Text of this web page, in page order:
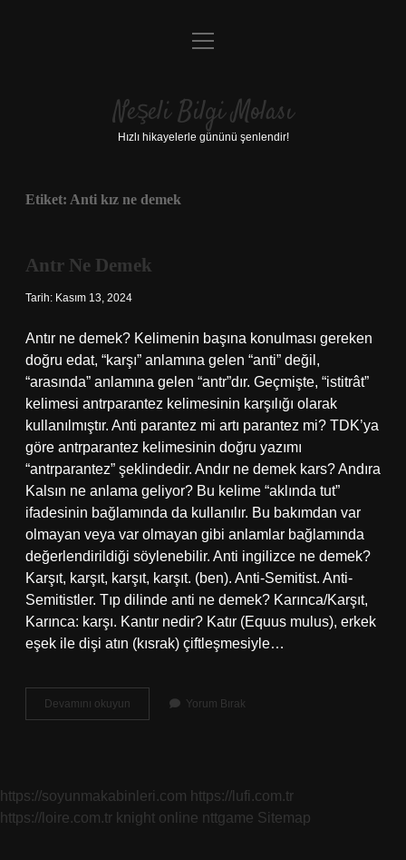
Anasayfa
Yasal Uyarı
menüyü
Neşeli Bilgi Molası
Hızlı hikayelerle gününü şenlendir!
Etiket: Anti kız ne demek
Antr Ne Demek
Tarih: Kasım 13, 2024
Antır ne demek? Kelimenin başına konulması gereken
doğru edat, “karşı” anlamına gelen “anti” değil,
“arasında” anlamına gelen “antr”dır. Geçmişte, “istitrât”
kelimesi antrparantez kelimesinin karşılığı olarak
kullanılmıştır. Anti parantez mi artı parantez mi? TDK’ya
göre antrparantez kelimesinin doğru yazımı
“antrparantez” şeklindedir. Andır ne demek kars? Andıra
Kalsın ne anlama geliyor? Bu kelime “aklında tut”
ifadesinin bağlamında da kullanılır. Bu bakımdan var
olmayan veya var olmayan gibi anlamlar bağlamında
değerlendirildiği söylenebilir. Anti ingilizce ne demek?
Karşıt, karşıt, karşıt, karşıt. (ben). Anti-Semitist. Anti-
Semitistler. Tıp dilinde anti ne demek? Karınca/Karşıt,
Karınca: karşı. Kantır nedir? Katır (Equus mulus), erkek
eşek ile dişi atın (kısrak) çiftleşmesiyle…
Devamını okuyun
Ne
Yorum Bırak
https://soyunmakabinleri.com https://lufi.com.tr
https://loire.com.tr knight online nttgame Sitemap